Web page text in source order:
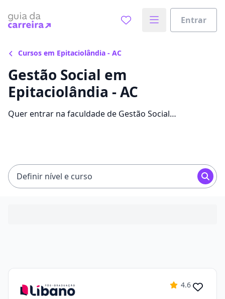
Entrar
Cursos em Epitaciolândia - AC
Gestão Social em
Epitaciolândia - AC
Quer entrar na faculdade de Gestão Social
Definir nível e curso
4.6